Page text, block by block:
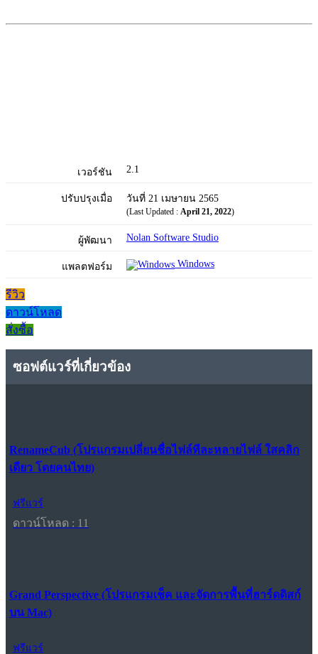
เวอร์ชัน 2.1
ปรับปรุงเมื่อ วันที่ 21 เมษายน 2565
(Last Updated : April 21, 2022)
ผู้พัฒนา Nolan Software Studio
แพลตฟอร์ม Windows
รีวิว
ดาวน์โหลด
สั่งซื้อ
ซอฟต์แวร์ที่เกี่ยวข้อง
RenameCub (โปรแกรมเปลี่ยนชื่อไฟล์ทีละหลายไฟล์ ใสคลิก
เดียว โดยคนไทย)
ฟรีแวร์
ดาวน์โหลด : 11
Grand Perspective (โปรแกรมเช็ค และจัดการพื้นที่ฮาร์ดดิสก์
บน Mac)
ฟรีแวร์